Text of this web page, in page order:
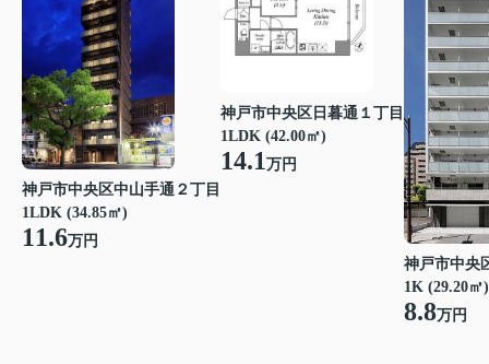
神戸市中央区中山手通２丁目
1LDK (34.85㎡)
11.6万円
神戸市中央区日暮通１丁目
1LDK (42.00㎡)
14.1万円
神戸市中央
1K (29.20㎡)
8.8万円